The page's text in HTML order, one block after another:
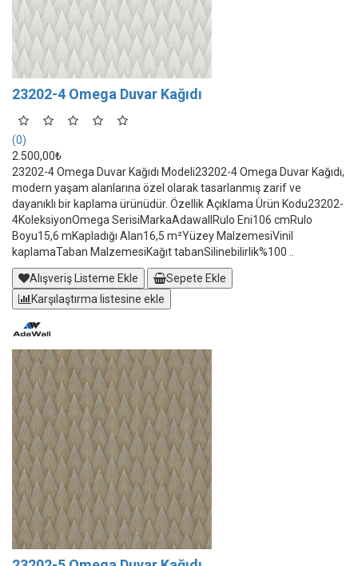
23202-4 Omega Duvar Kağıdı
(0)
2.500,00₺
23202-4 Omega Duvar Kağıdı Modeli23202-4 Omega Duvar Kağıdı,
modern yaşam alanlarına özel olarak tasarlanmış zarif ve
dayanıklı bir kaplama ürünüdür. Özellik Açıklama Ürün Kodu23202-
4KoleksiyonOmega SerisiMarkaAdawallRulo Eni106 cmRulo
Boyu15,6 mKapladığı Alan16,5 m²Yüzey MalzemesiVinil
kaplamaTaban MalzemesiKağıt tabanSilinebilirlik%100 ..
Alışveriş Listeme Ekle
Sepete Ekle
Karşılaştırma listesine ekle